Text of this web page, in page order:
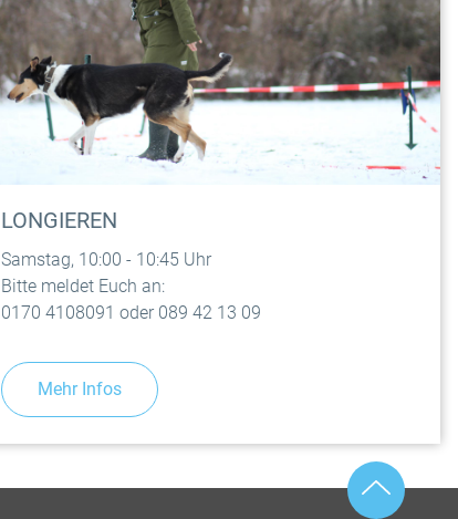
LONGIEREN
Samstag, 10:00 - 10:45 Uhr
Bitte meldet Euch an:
0170 4108091 oder 089 42 13 09
Mehr Infos